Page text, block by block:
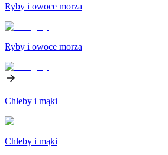
Ryby i owoce morza
Ryby i owoce morza
Chleby i mąki
Chleby i mąki